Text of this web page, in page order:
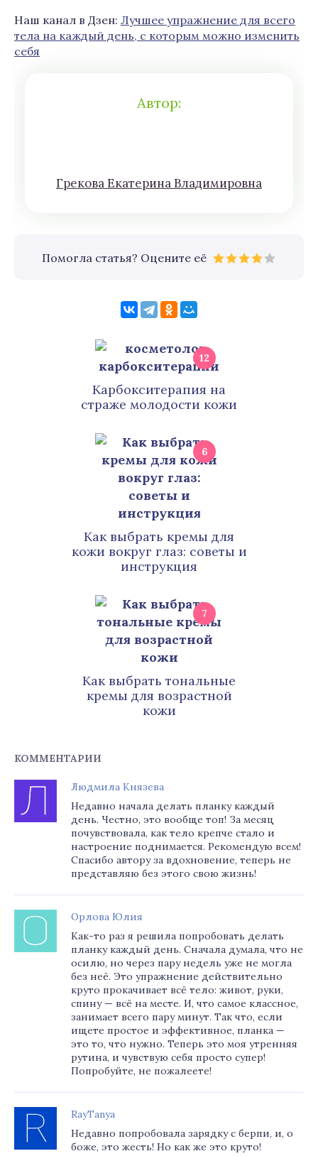
Наш канал в Дзен: Лучшее упражнение для всего
тела на каждый день, с которым можно изменить
себя
Автор:
Грeкoва Eкатeринa Влaдимирoвна
Помогла статья? Оцените её
12
Карбокситерапия на
страже молодости кожи
6
Как выбрать кремы для
кожи вокруг глаз: советы и
инструкция
7
Как выбрать тональные
кремы для возрастной
кожи
КОММЕНТАРИИ
Людмила Князева
Недавно начала делать планку каждый
день. Честно, это вообще топ! За месяц
почувствовала, как тело крепче стало и
настроение поднимается. Рекомендую всем!
Спасибо автору за вдохновение, теперь не
представляю без этого свою жизнь!
Орлова Юлия
Как-то раз я решила попробовать делать
планку каждый день. Сначала думала, что не
осилю, но через пару недель уже не могла
без неё. Это упражнение действительно
круто прокачивает всё тело: живот, руки,
спину — всё на месте. И, что самое классное,
занимает всего пару минут. Так что, если
ищете простое и эффективное, планка —
это то, что нужно. Теперь это моя утренняя
рутина, и чувствую себя просто супер!
Попробуйте, не пожалеете!
RayTanya
Недавно попробовала зарядку с берпи, и, о
боже, это жесть! Но как же это круто!